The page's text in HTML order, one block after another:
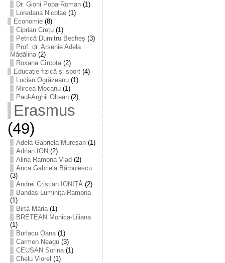
Dr. Gioni Popa-Roman(1)
Loredana Nicolae(1)
Economie(8)
Ciprian Crețu(1)
Petrică Dumitru Becheș (3)
Prof. dr. Arsenie Adela
Mădălina(2)
Roxana Cîrcota(2)
Educaţie fizică şi sport(4)
Lucian Ogrăzeanu(1)
Mircea Mocanu(1)
Paul-Arghil Oltean(2)
Erasmus
(49)
Adela Gabriela Mureșan(1)
Adrian ION (2)
Alina Ramona Vlad (2)
Anca Gabriela Bărbulescu
(3)
Andrei Cristian IONIȚĂ(2)
Bandas Luminița-Ramona
(1)
Birtá Mária(1)
BRETEAN Monica-Liliana
(1)
Burlacu Oana(1)
Carmen Neagu(3)
CEUȘAN Sorina(1)
Chelu Viorel (1)